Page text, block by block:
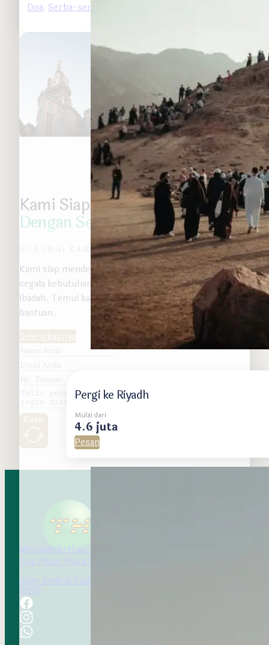
Pergi ke Riyadh
Mulai dari
4.6 juta
Pesan
Doa ,Serba-serbi
Kami SiapMembantu Anda
Dengan Senang Hati
HUBUNGI KAMI
Kami siap mendengarkan dan membantu Anda dengan
segala kebutuhan dan informasi terkait perjalanan
ibadah. Temui kami kapan saja untuk mendapatkan
bantuan.
Selengkapnya
Kirim
admin@tikethaji.com
Top Floor Plaza Marein
Jalan Jendral Sudirman Kav 76-78 Setiabudi, Jakarta
12910